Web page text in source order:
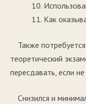
Как
Также
теоретический
пересдавать, если
Снизился и